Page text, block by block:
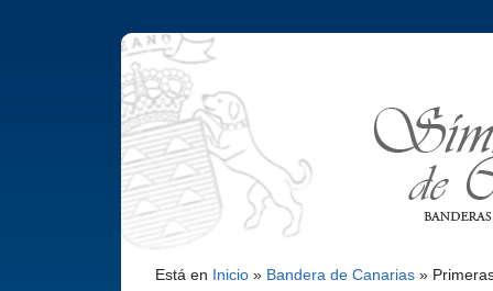
Está en Inicio» Bandera de Canarias»